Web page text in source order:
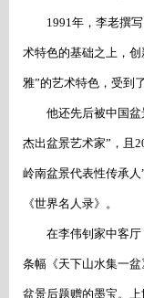
1991年，李老撰
术特色的基础之上，创
雅”的艺术特色，受到
他还先后被中国
杰出盆景艺术家”，且
岭南盆景代表性传承人
《世界名人录》。
在李伟钊家中客
条幅《天下山水集一
盆景后题赠的墨宝。上